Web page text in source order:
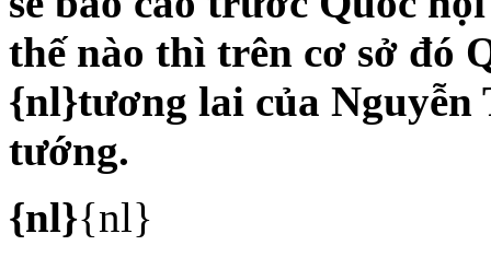
thế nào thì trên cơ sở đó
{nl}tương lai của Nguyễn
tướng.
{nl}{nl}